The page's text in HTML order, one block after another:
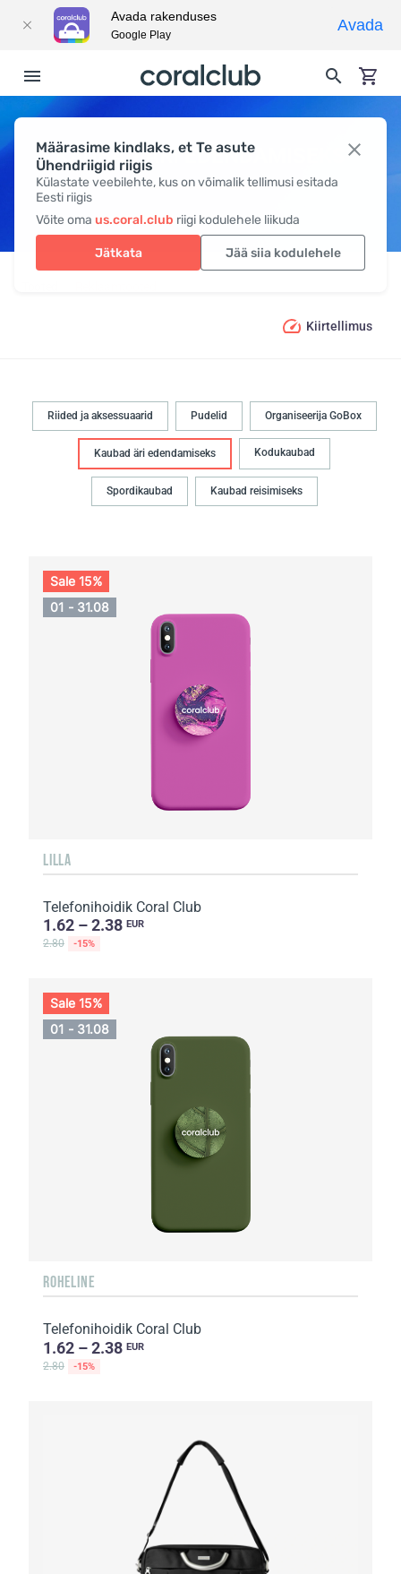
Määrasime kindlaks, et Te asute
Ühendriigid riigis
Külastate veebilehte, kus on võimalik tellimusi esitada
Eesti riigis
Võite oma us.coral.club riigi kodulehele liikuda
Jätkata Jää siia kodulehele
KAUBAD ÄRI EDENDAMISEKS
Kiirtellimus
Riided ja aksessuaarid Pudelid Organiseerija GoBox
Kaubad äri edendamiseks Kodukaubad
Spordikaubad Kaubad reisimiseks
Sale 15%
01 - 31.08
LILLA
Telefonihoidik Coral Club
1.62 – 2.38 EUR
2.80 -15%
Sale 15%
01 - 31.08
ROHELINE
Telefonihoidik Coral Club
1.62 – 2.38 EUR
2.80 -15%
Avada rakenduses
Google Play
Avada